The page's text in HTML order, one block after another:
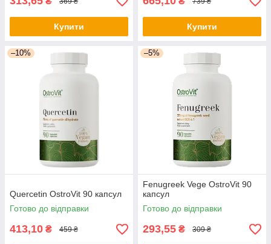
Купити Купити
–10%
Quercetin OstroVit 90 капсул
Готово до відправки
413,10 ₴ 459 ₴
–5%
Fenugreek Vege OstroVit 90
капсул
Готово до відправки
293,55 ₴ 309 ₴